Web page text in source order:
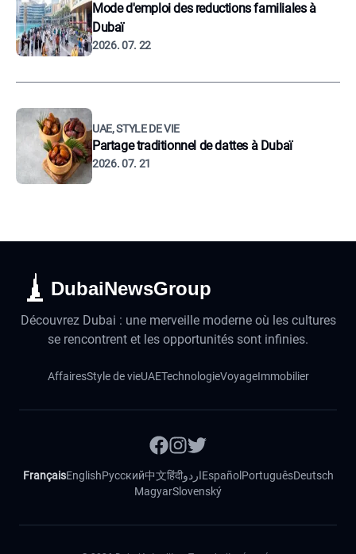
Mode d'emploi des reductions familiales à
Dubaï
2026. 07. 22
UAE, STYLE DE VIE
Partage traditionnel de dattes à Dubaï
2026. 07. 21
DubaiNewsGroup
Découvrez Dubai : une merveille moderne où les cultures
se rencontrent et les opportunités sont infinies.
AffairesStyle de vieUAETechnologieVoyageImmobilier
FrançaisEnglishРусский中文हिंदीاردوEspañol PortuguêsDeutsch
MagyarSlovenský